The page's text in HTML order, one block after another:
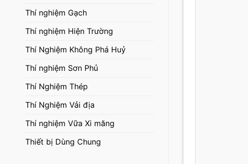
Thí nghiệm Gạch
Thí nghiệm Hiện Trường
Thí Nghiệm Không Phá Huỷ
Thí nghiệm Sơn Phủ
Thí Nghiệm Thép
Thí Nghiệm Vải địa
Thí nghiệm Vữa Xi măng
Thiết bị Dùng Chung